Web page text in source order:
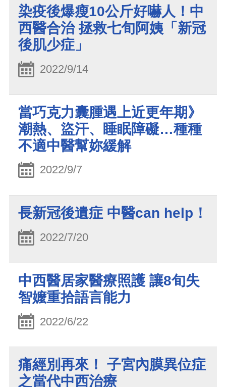
染疫後爆瘦10公斤好嚇人！中
西醫合治 拯救七旬阿姨「新冠
後肌少症」
2022/9/14
當巧克力囊腫遇上近更年期》
潮熱、盜汗、睡眠障礙…種種
不適中醫幫妳緩解
2022/9/7
長新冠後遺症 中醫can help！
2022/7/20
中西醫居家醫療照護 讓8旬失
智嬤重拾語言能力
2022/6/22
痛經別再來！ 子宮內膜異位症
之當代中西治療